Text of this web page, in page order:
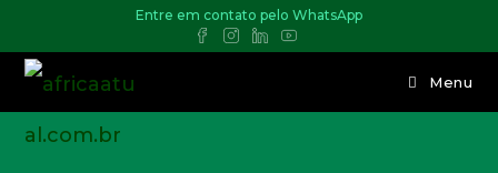
Entre em contato pelo WhatsApp
Menu